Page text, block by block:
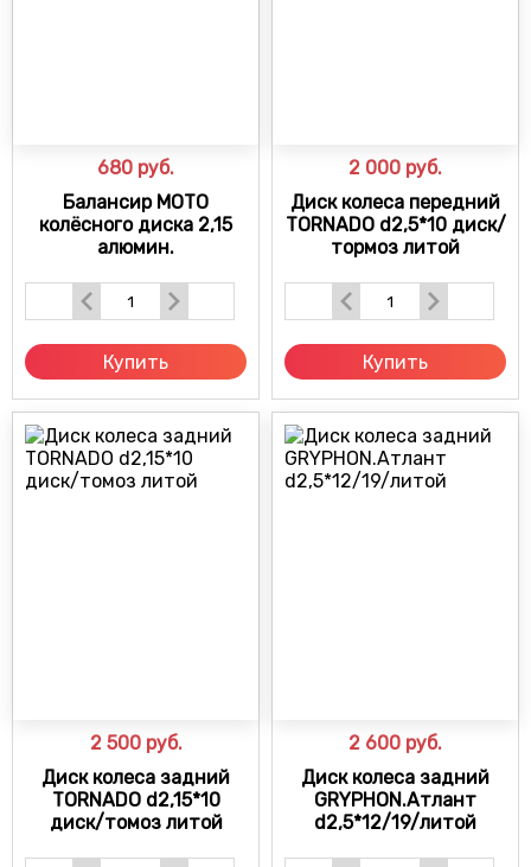
680 руб.
Балансир МОТО
колёсного диска 2,15
алюмин.
Купить
2 000 руб.
Диск колеса передний
TORNADO d2,5*10 диск/
тормоз литой
Купить
2 500 руб.
Диск колеса задний
TORNADO d2,15*10
диск/томоз литой
2 600 руб.
Диск колеса задний
GRYPHON.Атлант
d2,5*12/19/литой